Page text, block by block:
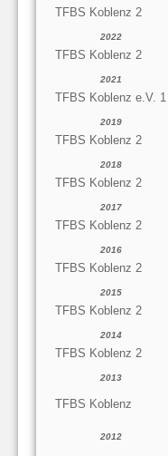
TFBS Koblenz 2
2022
TFBS Koblenz 2
2021
TFBS Koblenz e.V. 1
2019
TFBS Koblenz 2
2018
TFBS Koblenz 2
2017
TFBS Koblenz 2
2016
TFBS Koblenz 2
2015
TFBS Koblenz 2
2014
TFBS Koblenz 2
2013
TFBS Koblenz
2012